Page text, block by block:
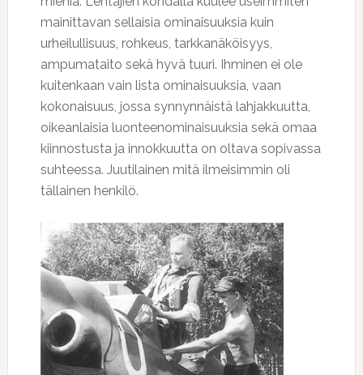
mainittavan sellaisia ominaisuuksia kuin
urheilullisuus, rohkeus, tarkkanäköisyys,
ampumataito sekä hyvä tuuri. Ihminen ei ole
kuitenkaan vain lista ominaisuuksia, vaan
kokonaisuus, jossa synnynnäistä lahjakkuutta,
oikeanlaisia luonteenominaisuuksia sekä omaa
kiinnostusta ja innokkuutta on oltava sopivassa
suhteessa. Juutilainen mitä ilmeisimmin oli
tällainen henkilö.